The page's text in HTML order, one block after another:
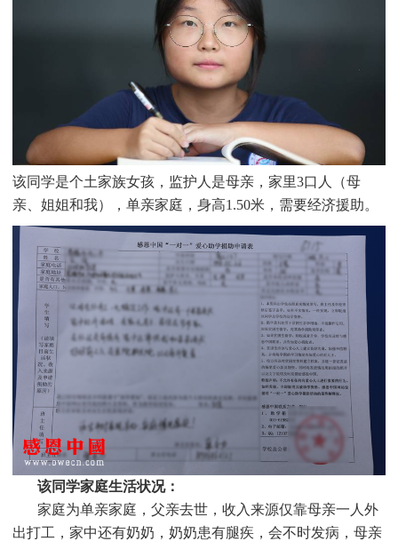
该同学是个土家族女孩，监护人是母亲，家里3口人（母
亲、姐姐和我），单亲家庭，身高1.50米，需要经济援助。
该同学家庭生活状况：
家庭为单亲家庭，父亲去世，收入来源仅靠母亲一人外
出打工，家中还有奶奶，奶奶患有腿疾，会不时发病，母亲